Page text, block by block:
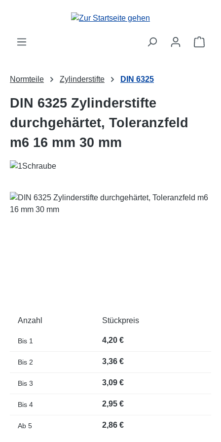
Zum Hauptinhalt springen
Normteile Zylinderstifte DIN 6325
DIN 6325 Zylinderstifte
durchgehärtet, Toleranzfeld
m6 16 mm 30 mm
Bildergalerie überspringen
Anzahl Stückpreis
Bis 1 4,20 €
Bis 2 3,36 €
Bis 3 3,09 €
Bis 4 2,95 €
Ab 5 2,86 €